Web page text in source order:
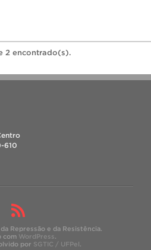
2 encontrado(s).
610
Repressão e da Resistência.
com WordPress.
por SGTIC / UFPel.